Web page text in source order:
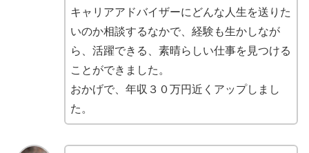
キャリアアドバイザーにどんな人生を送りた
いのか相談するなかで、経験も生かしなが
ら、活躍できる、素晴らしい仕事を見つける
ことができました。
おかげで、年収３０万円近くアップしまし
た。